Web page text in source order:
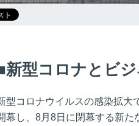
新型コロナとビ
型コロナウイルスの感染拡大
幕し、8月8日に閉幕する新